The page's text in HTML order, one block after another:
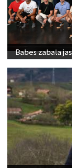
Babes zabala